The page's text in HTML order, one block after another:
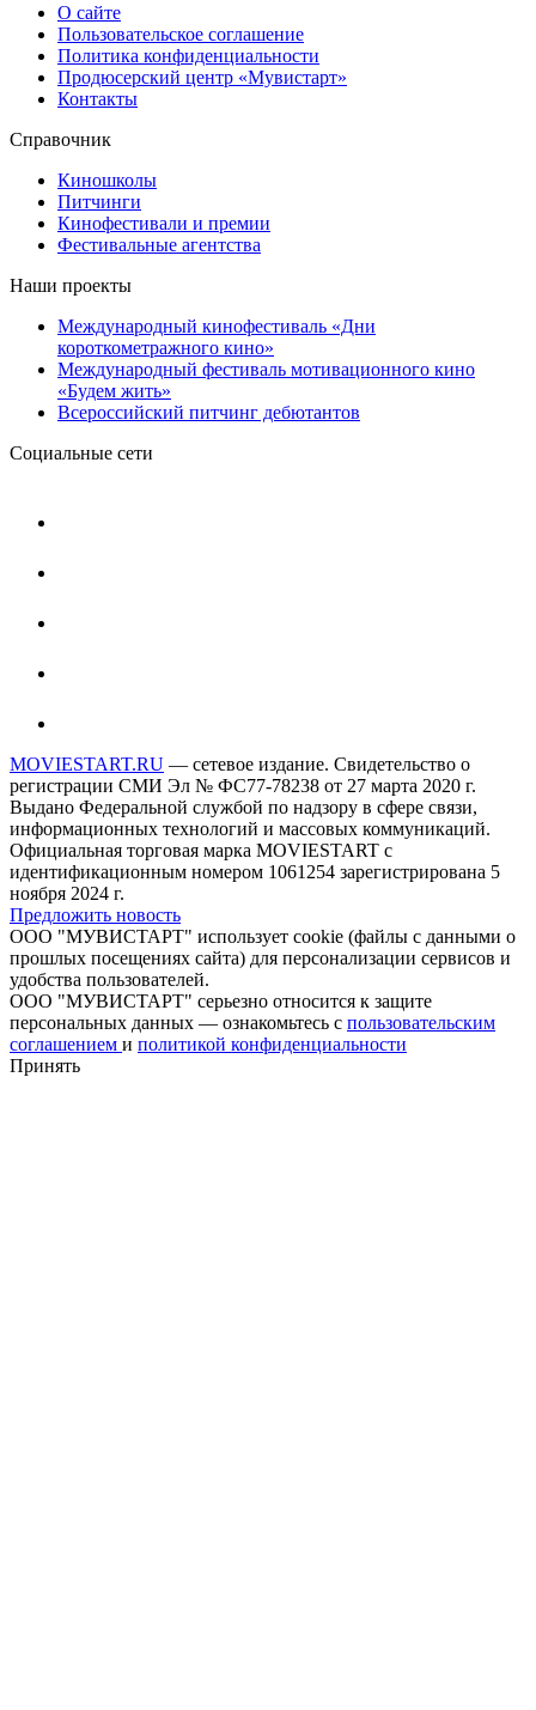
О сайте
Пользовательское соглашение
Политика конфиденциальности
Продюсерский центр «Мувистарт»
Контакты
Справочник
Киношколы
Питчинги
Кинофестивали и премии
Фестивальные агентства
Наши проекты
Международный кинофестиваль «Дни
короткометражного кино»
Международный фестиваль мотивационного кино
«Будем жить»
Всероссийский питчинг дебютантов
Социальные сети
MOVIESTART.RU — сетевое издание. Свидетельство о
регистрации СМИ Эл № ФС77-78238 от 27 марта 2020 г.
Выдано Федеральной службой по надзору в сфере связи,
информационных технологий и массовых коммуникаций.
Официальная торговая марка MOVIESTART с
идентификационным номером 1061254 зарегистрирована 5
ноября 2024 г.
Предложить новость
ООО "МУВИСТАРТ" использует cookie (файлы с данными о
прошлых посещениях сайта) для персонализации сервисов и
удобства пользователей.
ООО "МУВИСТАРТ" серьезно относится к защите
персональных данных — ознакомьтесь с пользовательским
соглашением и политикой конфиденциальности
Принять